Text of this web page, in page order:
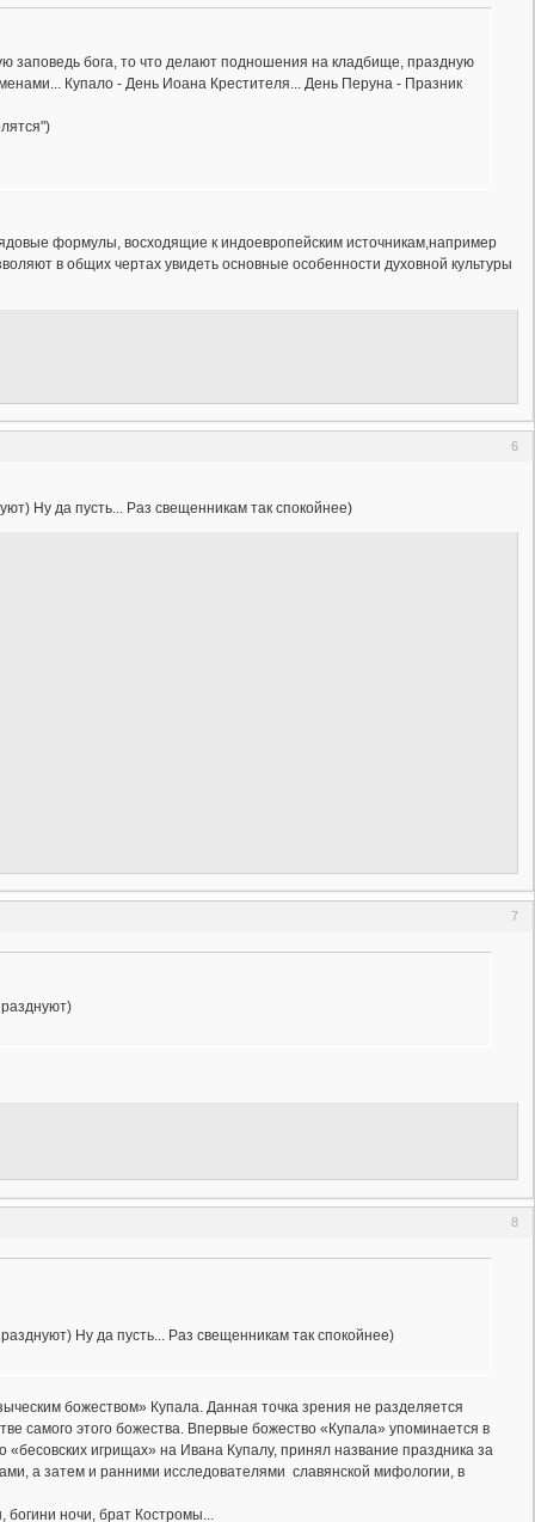
заповедь бога, то что делают подношения на кладбище, праздную
Купало - День Иоана Крестителя... День Перуна - Празник
формулы, восходящие к индоевропейским источникам,например
в общих чертах увидеть основные особенности духовной культуры
6
Ну да пусть... Раз свещенникам так спокойнее)
7
8
Ну да пусть... Раз свещенникам так спокойнее)
божеством» Купала. Данная точка зрения не разделяется
самого этого божества. Впервые божество «Купала» упоминается в
игрищах» на Ивана Купалу, принял название праздника за
а затем и ранними исследователями славянской мифологии, в
богини ночи, брат Костромы...